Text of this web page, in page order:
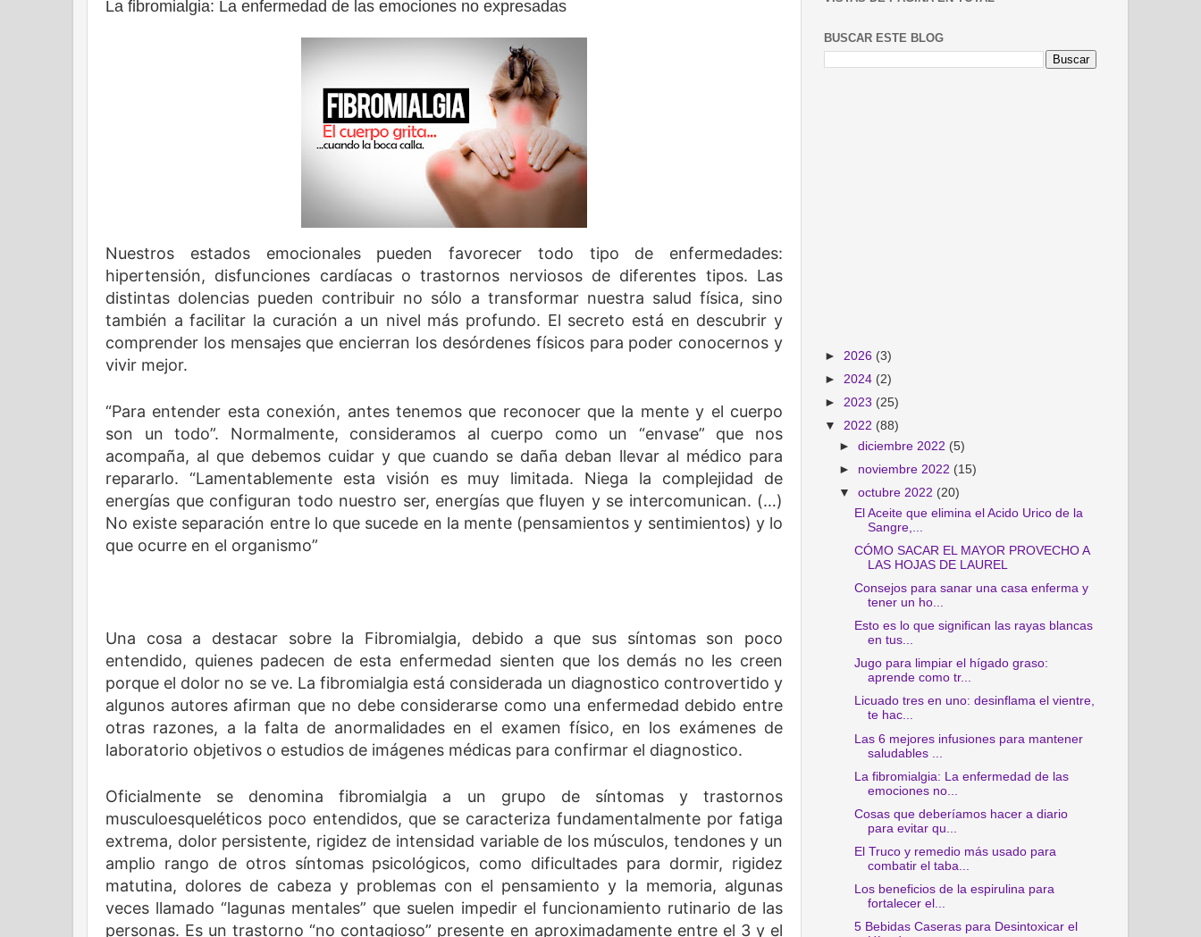
La fibromialgia: La enfermedad de las emociones no expresadas
Nuestros estados emocionales pueden favorecer todo tipo de enfermedades:
hipertensión, disfunciones cardíacas o trastornos nerviosos de diferentes tipos. Las
distintas dolencias pueden contribuir no sólo a transformar nuestra salud física, sino
también a facilitar la curación a un nivel más profundo. El secreto está en descubrir y
comprender los mensajes que encierran los desórdenes físicos para poder conocernos y
vivir mejor.
“Para entender esta conexión, antes tenemos que reconocer que la mente y el cuerpo
son un todo”. Normalmente, consideramos al cuerpo como un “envase” que nos
acompaña, al que debemos cuidar y que cuando se daña deban llevar al médico para
repararlo. “Lamentablemente esta visión es muy limitada. Niega la complejidad de
energías que configuran todo nuestro ser, energías que fluyen y se intercomunican. (…)
No existe separación entre lo que sucede en la mente (pensamientos y sentimientos) y lo
que ocurre en el organismo”
Una cosa a destacar sobre la Fibromialgia, debido a que sus síntomas son poco
entendido, quienes padecen de esta enfermedad sienten que los demás no les creen
porque el dolor no se ve. La fibromialgia está considerada un diagnostico controvertido y
algunos autores afirman que no debe considerarse como una enfermedad debido entre
otras razones, a la falta de anormalidades en el examen físico, en los exámenes de
laboratorio objetivos o estudios de imágenes médicas para confirmar el diagnostico.
Oficialmente se denomina fibromialgia a un grupo de síntomas y trastornos
musculoesqueléticos poco entendidos, que se caracteriza fundamentalmente por fatiga
extrema, dolor persistente, rigidez de intensidad variable de los músculos, tendones y un
amplio rango de otros síntomas psicológicos, como dificultades para dormir, rigidez
matutina, dolores de cabeza y problemas con el pensamiento y la memoria, algunas
veces llamado “lagunas mentales” que suelen impedir el funcionamiento rutinario de las
personas. Es un trastorno “no contagioso” presente en aproximadamente entre el 3 y el
BUSCAR ESTE BLOG
► 2026 (3)
► 2024 (2)
► 2023 (25)
▼ 2022 (88)
►diciembre 2022 (5)
► noviembre 2022 (15)
▼octubre 2022 (20)
El Aceite que elimina el Acido Urico de la
Sangre,...
CÓMO SACAR EL MAYOR PROVECHO A
LAS HOJAS DE LAUREL
Consejos para sanar una casa enferma y
tener un ho...
Esto es lo que significan las rayas blancas
en tus...
Jugo para limpiar el hígado graso:
aprende como tr...
Licuado tres en uno: desinflama el vientre,
te hac...
Las 6 mejores infusiones para mantener
saludables ...
La fibromialgia: La enfermedad de las
emociones no...
Cosas que deberíamos hacer a diario
para evitar qu...
El Truco y remedio más usado para
combatir el taba...
Los beneficios de la espirulina para
fortalecer el...
5 Bebidas Caseras para Desintoxicar el